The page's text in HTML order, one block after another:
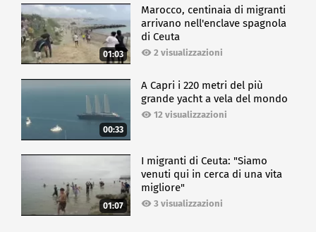
01:03
Marocco, centinaia di migranti
arrivano nell'enclave spagnola
di Ceuta
2 visualizzazioni
00:33
A Capri i 220 metri del più
grande yacht a vela del mondo
12 visualizzazioni
01:07
I migranti di Ceuta: "Siamo
venuti qui in cerca di una vita
migliore"
3 visualizzazioni